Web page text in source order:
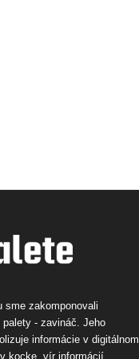
sme zakomponovali
- zavináč. Jeho
informácie v digitálnom
kocke, vír informácií.